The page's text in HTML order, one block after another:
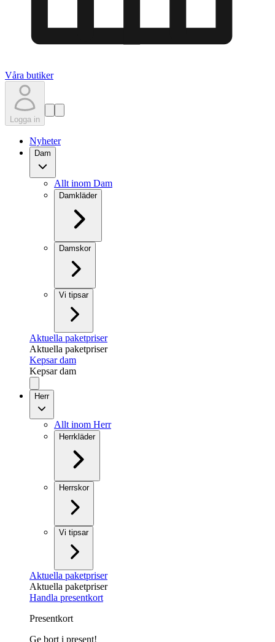
Våra butiker
Logga in
Nyheter
Dam
Allt inom Dam
Damkläder
Damskor
Vi tipsar
Aktuella paketpriser
Aktuella paketpriser
Kepsar dam
Kepsar dam
Herr
Allt inom Herr
Herrkläder
Herrskor
Vi tipsar
Aktuella paketpriser
Aktuella paketpriser
Handla presentkort
Presentkort
Ge bort i present!